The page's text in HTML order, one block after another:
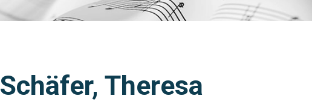
Schäfer, Theresa